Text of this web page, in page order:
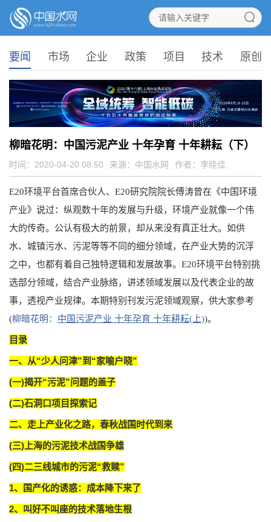
要闻 市场 企业 政策 项目 技术 原创
柳暗花明：中国污泥产业 十年孕育 十年耕耘（下）
时间：2020-04-20 08:50 来源： 中国水网 作者：李晓佳
E20环境平台首席合伙人、E20研究院院长傅涛曾在《中国环境
产业》说过：纵观数十年的发展与升级，环境产业就像一个伟
大的传奇。公认有极大的前景，却从来没有真正壮大。如供
水、城镇污水、污泥等等不同的细分领域，在产业大势的沉浮
之中，也都有着自己独特逻辑和发展故事。E20环境平台特别挑
选部分领域，结合产业脉络，讲述领域发展以及代表企业的故
事，透视产业规律。本期特别刊发污泥领域观察，供大家参考
(柳暗花明： 中国污泥产业 十年孕育 十年耕耘(上))。
目录
一、从“少人问津”到“家喻户晓”
(一)揭开“污泥”问题的盖子
(二)石洞口项目探索记
二、走上产业化之路，春秋战国时代到来
(三)上海的污泥技术战国争雄
(四)二三线城市的污泥“救赎”
1、国产化的诱惑：成本降下来了
2、叫好不叫座的技术落地生根